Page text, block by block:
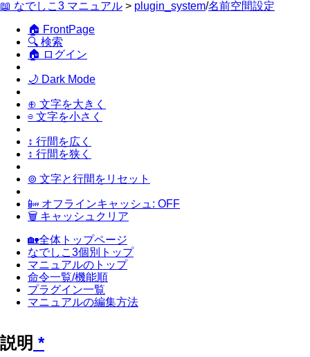
📖 なでしこ3 マニュアル > plugin_system/名前空間設定
🏠 FrontPage
🔍 検索
🏠 ログイン
🌙 Dark Mode
⊕ 文字を大きく
⊖ 文字を小さく
↕ 行間を広く
↕ 行間を狭く
⊚ 文字と行間をリセット
📴 オフラインキャッシュ: OFF
🗑 キャッシュクリア
🏡全体トップページ
なでしこ3個別トップ
マニュアルのトップ
命令一覧/機能順
プラグイン一覧
マニュアルの編集方法
説明 *